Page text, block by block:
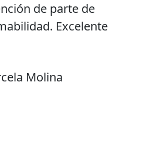
de parte de
Excelente
Molina
Cáceres